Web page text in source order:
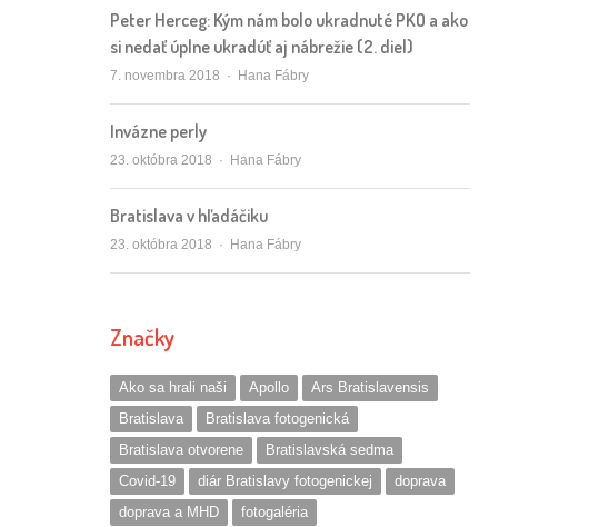
Peter Herceg: Kým nám bolo ukradnuté PKO a ako
si nedať úplne ukradúť aj nábrežie (2. diel)
7. novembra 2018 Autor/ka
Hana Fábry
Invázne perly
23. októbra 2018 Autor/ka
Hana Fábry
Bratislava v hľadáčiku
23. októbra 2018 Autor/ka
Hana Fábry
Značky
Ako sa hrali naši Apollo
Ars Bratislavensis
Bratislava
Bratislava fotogenická
Bratislava otvorene
Bratislavská sedma
Covid-19
diár Bratislavy fotogenickej
doprava
doprava a MHD
fotogaléria